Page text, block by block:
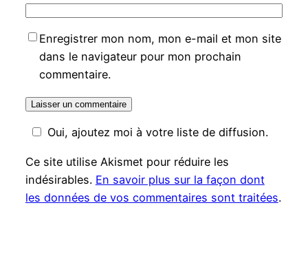
Enregistrer mon nom, mon e-mail et mon site
dans le navigateur pour mon prochain
commentaire.
Oui, ajoutez moi à votre liste de diffusion.
Ce site utilise Akismet pour réduire les
indésirables. En savoir plus sur la façon dont
les données de vos commentaires sont traitées.